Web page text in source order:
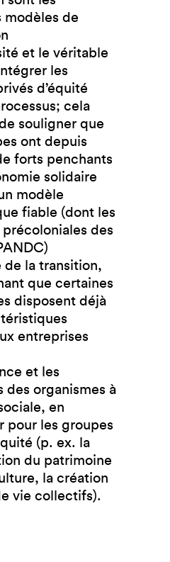
de
et le véritable
les
d’équité
cela
souligner que
ont depuis
forts penchants
solidaire
modèle
fiable (dont les
des
de la transition,
que certaines
disposent déjà
entreprises
et les
des organismes à
en
pour les groupes
(p. ex. la
du patrimoine
la création
vie collectifs).